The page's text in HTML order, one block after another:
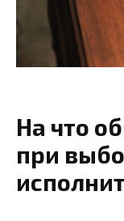
На что
при